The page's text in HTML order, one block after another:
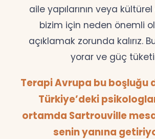
aile yapılarının veya
bizim için neden önemli
açıklamak zorunda kalırız.
yorar ve güç
Terapi Avrupa bu boşluğu
Türkiye’deki
ortamda Sartrouville
senin yanına